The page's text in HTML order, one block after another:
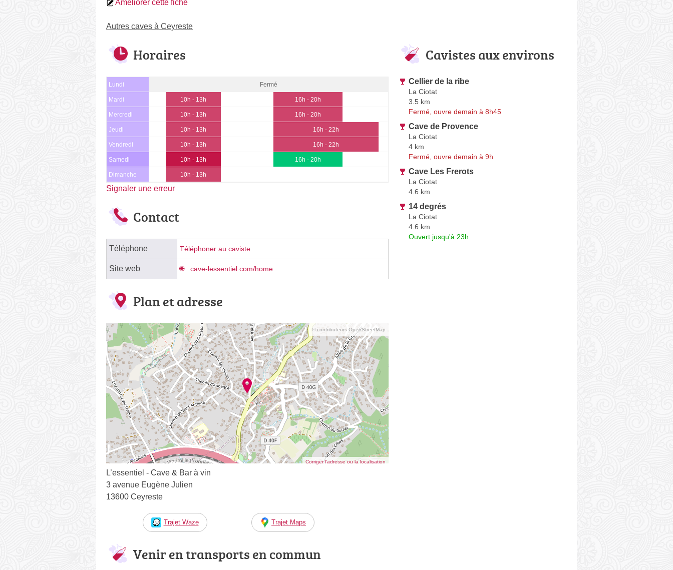
Améliorer cette fiche
Autres caves à Ceyreste
Horaires
Lundi Fermé
Mardi 10h - 13h 16h - 20h
Mercredi 10h - 13h 16h - 20h
Jeudi 10h - 13h 16h - 22h
Vendredi 10h - 13h 16h - 22h
Samedi 10h - 13h 16h - 20h
Dimanche 10h - 13h
Signaler une erreur
Contact
Téléphone Téléphoner au caviste
Site web cave-lessentiel.com/home
Plan et adresse
© contributeurs OpenStreetMap
Corriger l’adresse ou la localisation
L’essentiel - Cave & Bar à vin
3 avenue Eugène Julien
13600 Ceyreste
Trajet Waze Trajet Maps
Venir en transports en commun
Cavistes aux environs
Cellier de la ribe
La Ciotat
3.5 km
Fermé, ouvre demain à 8h45
Cave de Provence
La Ciotat
4 km
Fermé, ouvre demain à 9h
Cave Les Frerots
La Ciotat
4.6 km
14 degrés
La Ciotat
4.6 km
Ouvert jusqu'à 23h